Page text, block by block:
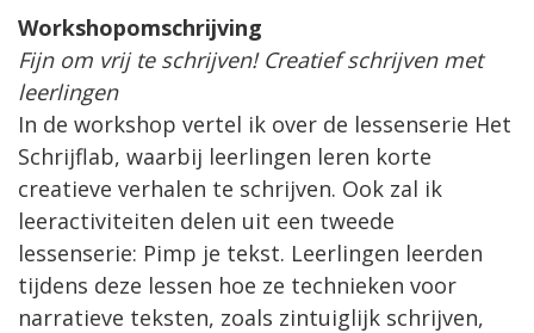
Workshopomschrijving
Fijn om vrij te schrijven! Creatief schrijven met
leerlingen
In de workshop vertel ik over de lessenserie Het
Schrijflab, waarbij leerlingen leren korte
creatieve verhalen te schrijven. Ook zal ik
leeractiviteiten delen uit een tweede
lessenserie: Pimp je tekst. Leerlingen leerden
tijdens deze lessen hoe ze technieken voor
narratieve teksten, zoals zintuiglijk schrijven,